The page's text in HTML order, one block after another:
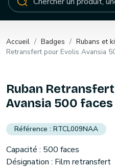
Accueil Badges Rubans et
Retransfert pour Evolis Avansia
Ruban
Avansia 500 faces
RTCL009NAA
Capacité : 500 faces
Désignation : Film retransfert